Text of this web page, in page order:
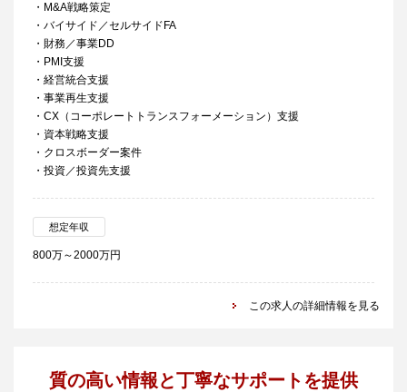
・M&A戦略策定
・バイサイド／セルサイドFA
・財務／事業DD
・PMI支援
・経営統合支援
・事業再生支援
・CX（コーポレートトランスフォーメーション）支援
・資本戦略支援
・クロスボーダー案件
・投資／投資先支援
想定年収
800万～2000万円
この求人の詳細情報を見る
質の高い情報と丁寧なサポートを提供